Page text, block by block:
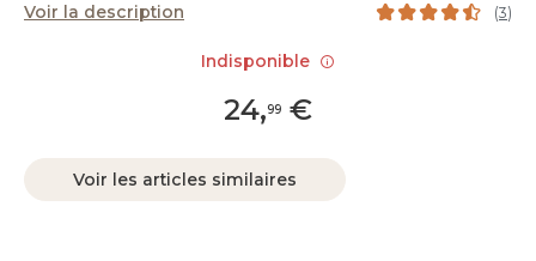
Voir la description (3)
24,99 €
Voir les articles similaires